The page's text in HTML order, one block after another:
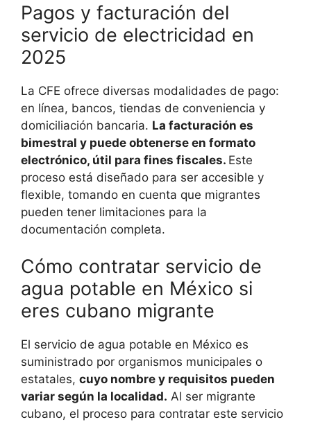
Pagos y facturación del
servicio de electricidad en
2025
La CFE ofrece diversas modalidades de pago:
en línea, bancos, tiendas de conveniencia y
domiciliación bancaria. La facturación es
bimestral y puede obtenerse en formato
electrónico, útil para fines fiscales. Este
proceso está diseñado para ser accesible y
flexible, tomando en cuenta que migrantes
pueden tener limitaciones para la
documentación completa.
Cómo contratar servicio de
agua potable en México si
eres cubano migrante
El servicio de agua potable en México es
suministrado por organismos municipales o
estatales, cuyo nombre y requisitos pueden
variar según la localidad. Al ser migrante
cubano, el proceso para contratar este servicio